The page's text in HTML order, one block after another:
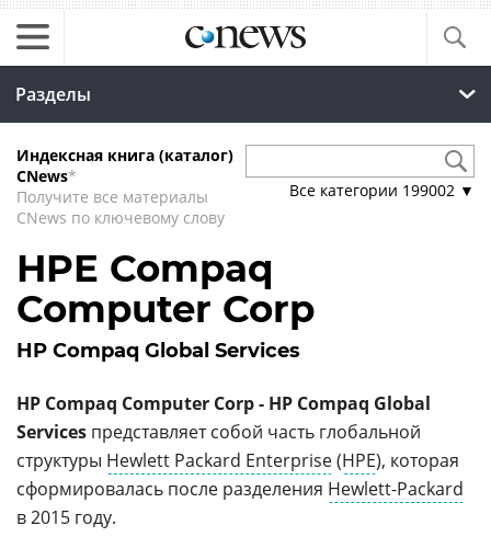
Разделы
Индексная книга (каталог)
CNews*
Получите все материалы
CNews по ключевому слову
Все категории 199002 ▼
HPE Compaq
Computer Corp
HP Compaq Global Services
HP Compaq Computer Corp - HP Compaq Global
Services представляет собой часть глобальной
структуры Hewlett Packard Enterprise(HPE), которая
сформировалась после разделения Hewlett-Packard
в 2015 году.